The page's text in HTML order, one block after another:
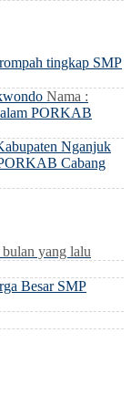
tingkap SMP
Nama :
PORKAB
Cabang
bulan yang lalu
Besar SMP